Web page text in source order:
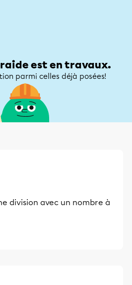
est en travaux.
parmi celles déjà posées!
division avec un nombre à